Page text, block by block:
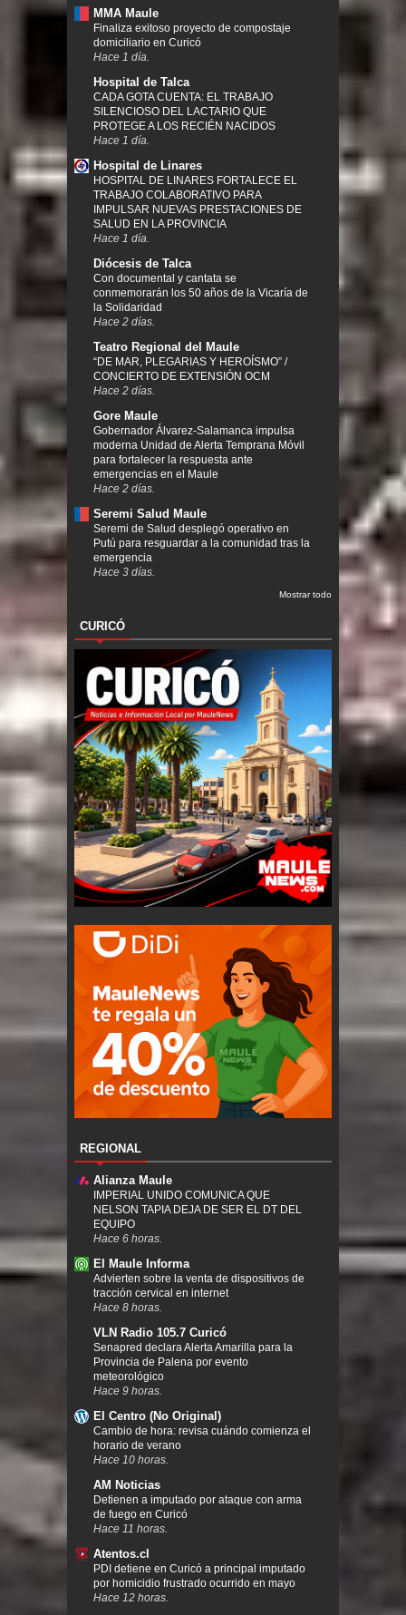
MMA Maule
Finaliza exitoso proyecto de compostaje
domiciliario en Curicó
Hace 1 día.
Hospital de Talca
CADA GOTA CUENTA: EL TRABAJO
SILENCIOSO DEL LACTARIO QUE
PROTEGE A LOS RECIÉN NACIDOS
Hace 1 día.
Hospital de Linares
HOSPITAL DE LINARES FORTALECE EL
TRABAJO COLABORATIVO PARA
IMPULSAR NUEVAS PRESTACIONES DE
SALUD EN LA PROVINCIA
Hace 1 día.
Diócesis de Talca
Con documental y cantata se
conmemorarán los 50 años de la Vicaría de
la Solidaridad
Hace 2 días.
Teatro Regional del Maule
“DE MAR, PLEGARIAS Y HEROÍSMO” /
CONCIERTO DE EXTENSIÓN OCM
Hace 2 días.
Gore Maule
Gobernador Álvarez-Salamanca impulsa
moderna Unidad de Alerta Temprana Móvil
para fortalecer la respuesta ante
emergencias en el Maule
Hace 2 días.
Seremi Salud Maule
Seremi de Salud desplegó operativo en
Putú para resguardar a la comunidad tras la
emergencia
Hace 3 días.
Mostrar todo
CURICÓ
REGIONAL
Alianza Maule
IMPERIAL UNIDO COMUNICA QUE
NELSON TAPIA DEJA DE SER EL DT DEL
EQUIPO
Hace 6 horas.
El Maule Informa
Advierten sobre la venta de dispositivos de
tracción cervical en internet
Hace 8 horas.
VLN Radio 105.7 Curicó
Senapred declara Alerta Amarilla para la
Provincia de Palena por evento
meteorológico
Hace 9 horas.
El Centro (No Original)
Cambio de hora: revisa cuándo comienza el
horario de verano
Hace 10 horas.
AM Noticias
Detienen a imputado por ataque con arma
de fuego en Curicó
Hace 11 horas.
Atentos.cl
PDI detiene en Curicó a principal imputado
por homicidio frustrado ocurrido en mayo
Hace 12 horas.